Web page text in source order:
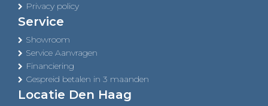
Privacy policy
Service
Showroom
Service Aanvragen
Financiering
Gespreid betalen in 3 maanden
Locatie Den Haag